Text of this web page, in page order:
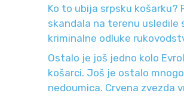
Ko to ubija srpsku košarku?
skandala na terenu usledile
kriminalne odluke
Ostalo je još jedno kolo
košarci. Još je ostalo mnogo
nedoumica. Crvena zvezda